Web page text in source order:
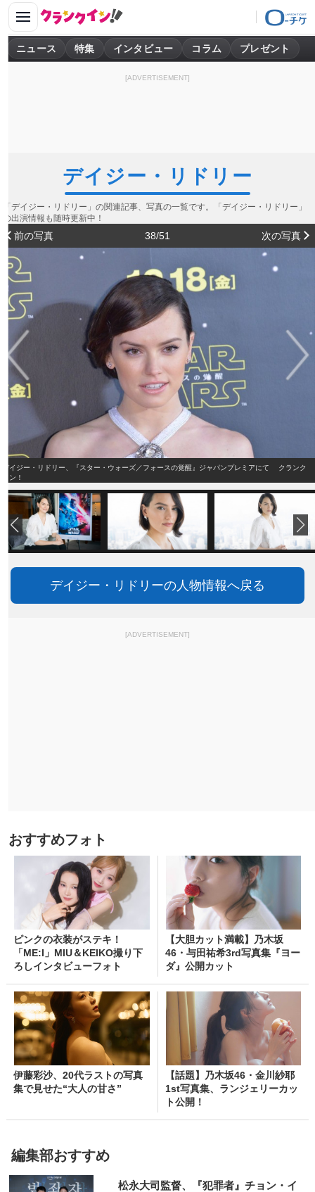
ニュース 特集 インタビュー コラム プレゼント
[ADVERTISEMENT]
デイジー・リドリー
「デイジー・リドリー」の関連記事、写真の一覧です。「デイジー・リドリー」
の出演情報も随時更新中！
前の写真 38/51 次の写真
デイジー・リドリー、『スター・ウォーズ／フォースの覚醒』ジャパンプレミアにて クランク
イン！
デイジー・リドリーの人物情報へ戻る
[ADVERTISEMENT]
おすすめフォト
ピンクの衣装がステキ！
「ME:I」MIU＆KEIKO撮り下
ろしインタビューフォト
【大胆カット満載】乃木坂
46・与田祐希3rd写真集『ヨー
ダ』公開カット
伊藤彩沙、20代ラストの写真
集で見せた“大人の甘さ”
【話題】乃木坂46・金川紗耶
1st写真集、ランジェリーカッ
ト公開！
編集部おすすめ
松永大司監督、『犯罪者』チョン・イ